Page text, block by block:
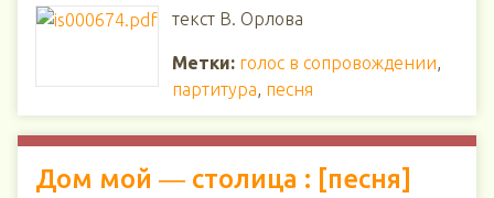
текст В. Орлова
Метки: голос в сопровождении,
партитура, песня
Дом мой ― столица : [песня]